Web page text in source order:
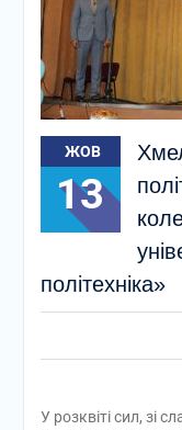
ЖОВ
13
політехніка»
У розквіті сил, зі